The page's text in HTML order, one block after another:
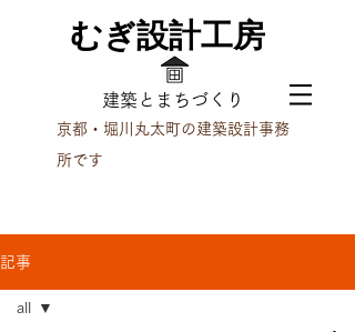
むぎ設計工房
京都・堀川丸太町の建築設計事務
所です
​建築とまちづくり
記事
all